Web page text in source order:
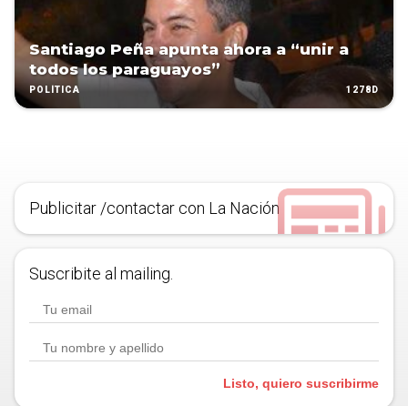
Santiago Peña apunta ahora a “unir a
todos los paraguayos”
POLÍTICA 1278D
Publicitar /contactar con La Nación
Suscribite al mailing.
Listo, quiero suscribirme